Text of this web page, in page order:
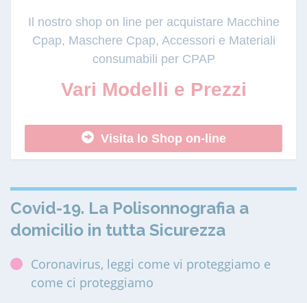
Il nostro shop on line per acquistare Macchine
Cpap, Maschere Cpap, Accessori e Materiali
consumabili per CPAP
Vari Modelli e Prezzi
Visita lo Shop on-line
Covid-19. La Polisonnografia a
domicilio in tutta Sicurezza
Coronavirus, leggi come vi proteggiamo e
come ci proteggiamo